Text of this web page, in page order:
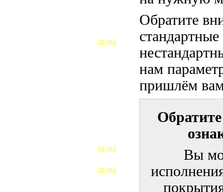
Обратите
нам
пришлём
Вы
ЦЕНЫ
ЦЕНЫ
ЦЕНЫ